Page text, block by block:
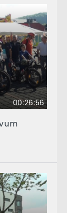
00:26:56